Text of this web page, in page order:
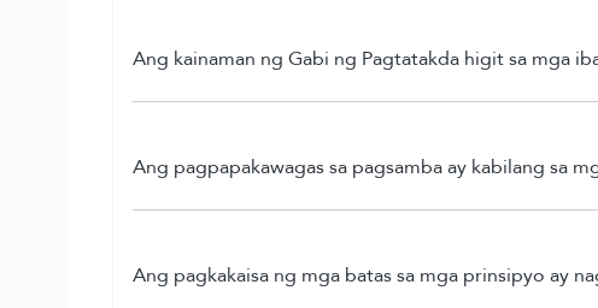
Ang kainaman ng Gabi ng Pagtatakda higit sa mga
Ang pagpapakawagas sa pagsamba ay kabilang sa
Ang pagkakaisa ng mga batas sa mga prinsipyo ay